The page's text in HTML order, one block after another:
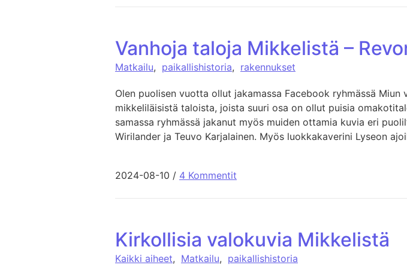
Vanhoja taloja Mikkelistä –
Matkailu, paikallishistoria, rakennukset
Olen puolisen vuotta ollut jakamassa Facebook ryhmässä
mikkeliläisistä taloista, joista suuri osa on ollut puisia
samassa ryhmässä jakanut myös muiden ottamia kuvia eri
Wirilander ja Teuvo Karjalainen. Myös luokkakaverini Lyseon
2024-08-10 / 4 Kommentit
Kirkollisia valokuvia Mikkelistä
Kaikki aiheet, Matkailu, paikallishistoria